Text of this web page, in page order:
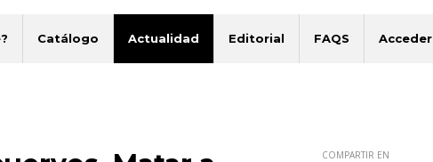
Catálogo Actualidad Editorial FAQS Acceder
COMPARTIR EN